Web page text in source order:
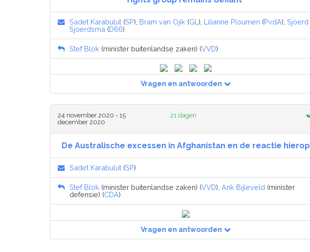
Sadet Karabulut (SP), Bram van Ojik (GL ), Lilianne Ploumen (PvdA), Sjoerd
Sjoerdsma (D66)
Stef Blok (minister buitenlandse zaken) (VVD)
Vragen en antwoorden
24 november 2020 - 15
december 2020
21 dagen
De Australische excessen in Afghanistan en de reactie hierop
Sadet Karabulut (SP)
Stef Blok (minister buitenlandse zaken) (VVD), Ank Bijleveld (minister
defensie) (CDA)
Vragen en antwoorden